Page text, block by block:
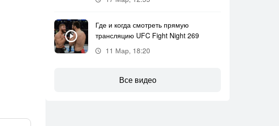
Где и когда смотреть прямую
трансляцию UFC Fight Night 269
11 Мар, 18:20
Все видео